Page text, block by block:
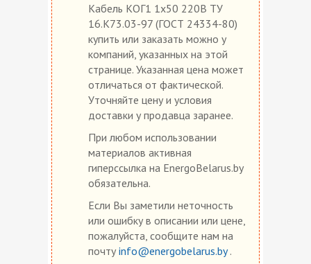
Кабель КОГ1 1х50 220В ТУ
16.К73.03-97 (ГОСТ 24334-80)
купить или заказать можно у
компаний, указанных на этой
странице. Указанная цена может
отличаться от фактической.
Уточняйте цену и условия
доставки у продавца заранее.
При любом использовании
материалов активная
гиперссылка на EnergoBelarus.by
обязательна.
Если Вы заметили неточность
или ошибку в описании или цене,
пожалуйста, сообщите нам на
почту info@energobelarus.by.